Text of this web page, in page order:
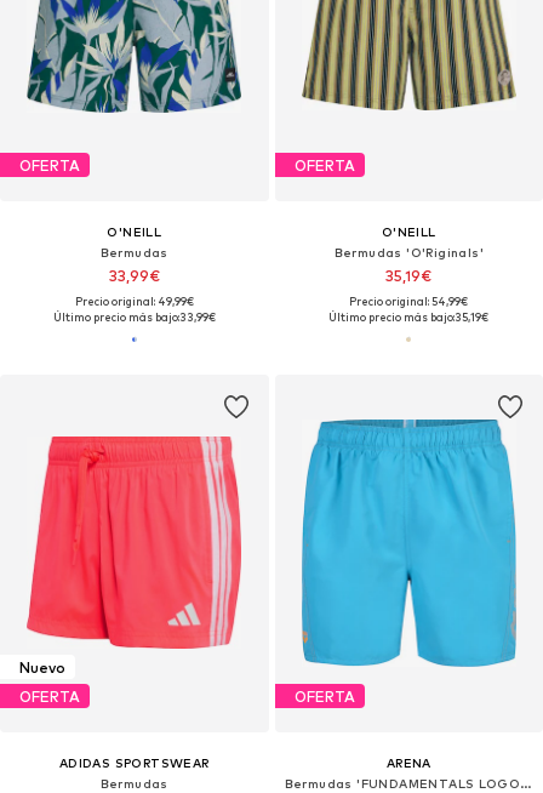
OFERTA
O'NEILL
Bermudas
33,99€
Precio original: 49,99€
Último precio más bajo:33,99€
OFERTA
O'NEILL
Bermudas 'O'Riginals'
35,19€
Precio original: 54,99€
Último precio más bajo:35,19€
Nuevo
OFERTA
ADIDAS SPORTSWEAR
Bermudas
OFERTA
ARENA
Bermudas 'FUNDAMENTALS LOGO BOXER'